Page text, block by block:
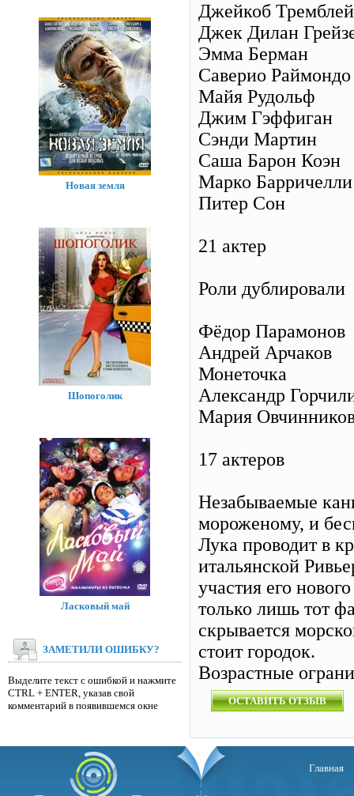
Джейкоб Тремблей
Джек Дилан
Эмма Берман
Саверио Раймондо
Майя Рудольф
Джим Гэффиган
Сэнди Мартин
Саша Барон Коэн
Марко Барричелли
Питер Сон
21 актер
Роли дублировали
Фёдор Парамонов
Андрей Арчаков
Монеточка
Александр
Мария
17 актеров
Незабываемые
мороженому, и
Лука проводит в
итальянской
участия его
только лишь тот
скрывается
стоит городок.
Возрастные
ОСТАВИТЬ ОТЗЫВ
Новая земля
Шопоголик
Ласковый май
ЗАМЕТИЛИ ОШИБКУ?
Выделите текст с ошибкой и нажмите
CTRL + ENTER, указав свой
комментарий в появившемся окне
Главная